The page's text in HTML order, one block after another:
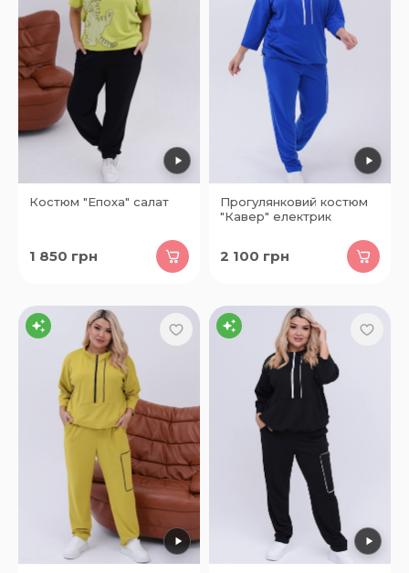
Костюм "Епоха" салат
1 850 грн
Прогулянковий костюм
"Кавер" електрик
2 100 грн